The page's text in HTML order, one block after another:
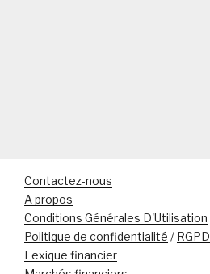
Contactez-nous
A propos
Conditions Générales D'Utilisation
Politique de confidentialité / RGPD
Lexique financier